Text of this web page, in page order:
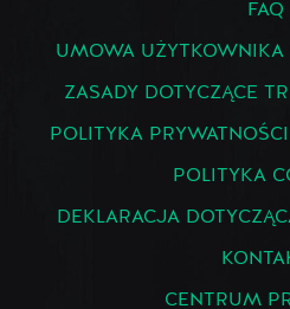
FAQ
UMOWA UŻYTKOWNIKA
ZASADY DOTYCZĄCE
POLITYKA
POLITYKA
DEKLARACJA
CENTRUM